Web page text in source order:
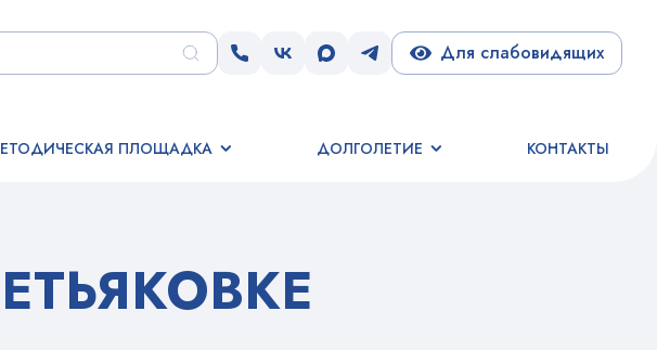
Для слабовидящих
ПЛОЩАДКА ДОЛГОЛЕТИЕ КОНТАКТЫ